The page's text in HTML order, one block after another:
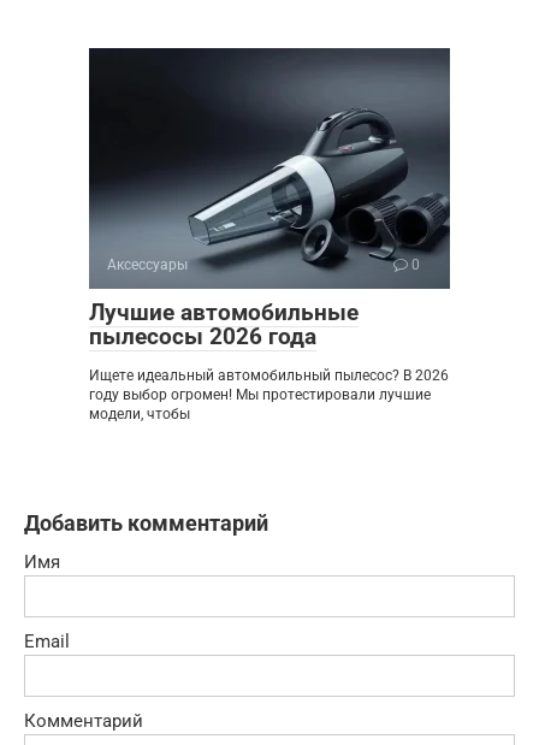
Аксессуары 0
Лучшие автомобильные
пылесосы 2026 года
Ищете идеальный автомобильный пылесос? В 2026
году выбор огромен! Мы протестировали лучшие
модели, чтобы
Добавить комментарий
Имя
Email
Комментарий